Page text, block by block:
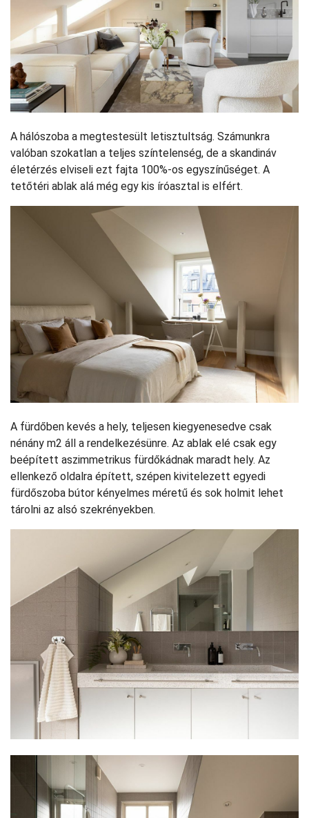
A hálószoba a megtestesült letisztultság. Számunkra
valóban szokatlan a teljes színtelenség, de a skandináv
életérzés elviseli ezt fajta 100%-os egyszínűséget. A
tetőtéri ablak alá még egy kis íróasztal is elfért.
A fürdőben kevés a hely, teljesen kiegyenesedve csak
nénány m2 áll a rendelkezésünre. Az ablak elé csak egy
beépített aszimmetrikus fürdőkádnak maradt hely. Az
ellenkező oldalra épített, szépen kivitelezett egyedi
fürdőszoba bútor kényelmes méretű és sok holmit lehet
tárolni az alsó szekrényekben.